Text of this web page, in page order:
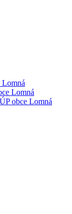
Lomná
Lomná
obce Lomná